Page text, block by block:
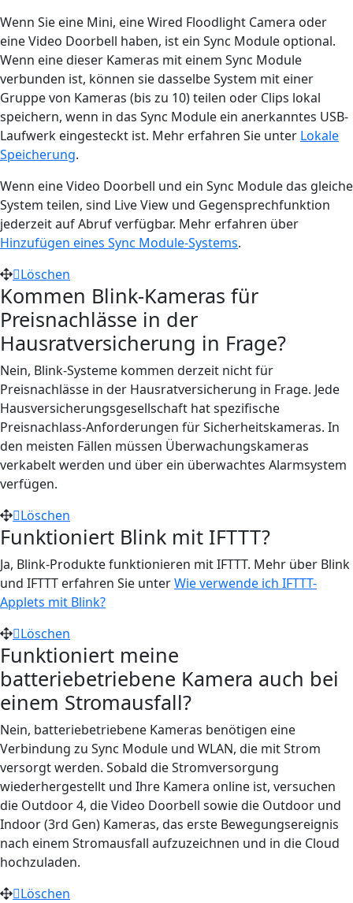
Wenn Sie eine Mini, eine Wired Floodlight Camera oder
eine Video Doorbell haben, ist ein Sync Module optional.
Wenn eine dieser Kameras mit einem Sync Module
verbunden ist, können sie dasselbe System mit einer
Gruppe von Kameras (bis zu 10) teilen oder Clips lokal
speichern, wenn in das Sync Module ein anerkanntes USB-
Laufwerk eingesteckt ist. Mehr erfahren Sie unter Lokale
Speicherung.
Wenn eine Video Doorbell und ein Sync Module das gleiche
System teilen, sind Live View und Gegensprechfunktion
jederzeit auf Abruf verfügbar. Mehr erfahren über
Hinzufügen eines Sync Module-Systems.
Löschen
Kommen Blink-Kameras für
Preisnachlässe in der
Hausratversicherung in Frage?
Nein, Blink-Systeme kommen derzeit nicht für
Preisnachlässe in der Hausratversicherung in Frage. Jede
Hausversicherungsgesellschaft hat spezifische
Preisnachlass-Anforderungen für Sicherheitskameras. In
den meisten Fällen müssen Überwachungskameras
verkabelt werden und über ein überwachtes Alarmsystem
verfügen.
Löschen
Funktioniert Blink mit IFTTT?
Ja, Blink-Produkte funktionieren mit IFTTT. Mehr über Blink
und IFTTT erfahren Sie unterWie verwende ich IFTTT-
Applets mit Blink?
Löschen
Funktioniert meine
batteriebetriebene Kamera auch bei
einem Stromausfall?
Nein, batteriebetriebene Kameras benötigen eine
Verbindung zu Sync Module und WLAN, die mit Strom
versorgt werden. Sobald die Stromversorgung
wiederhergestellt und Ihre Kamera online ist, versuchen
die Outdoor 4, die Video Doorbell sowie die Outdoor und
Indoor (3rd Gen) Kameras, das erste Bewegungsereignis
nach einem Stromausfall aufzuzeichnen und in die Cloud
hochzuladen.
Löschen